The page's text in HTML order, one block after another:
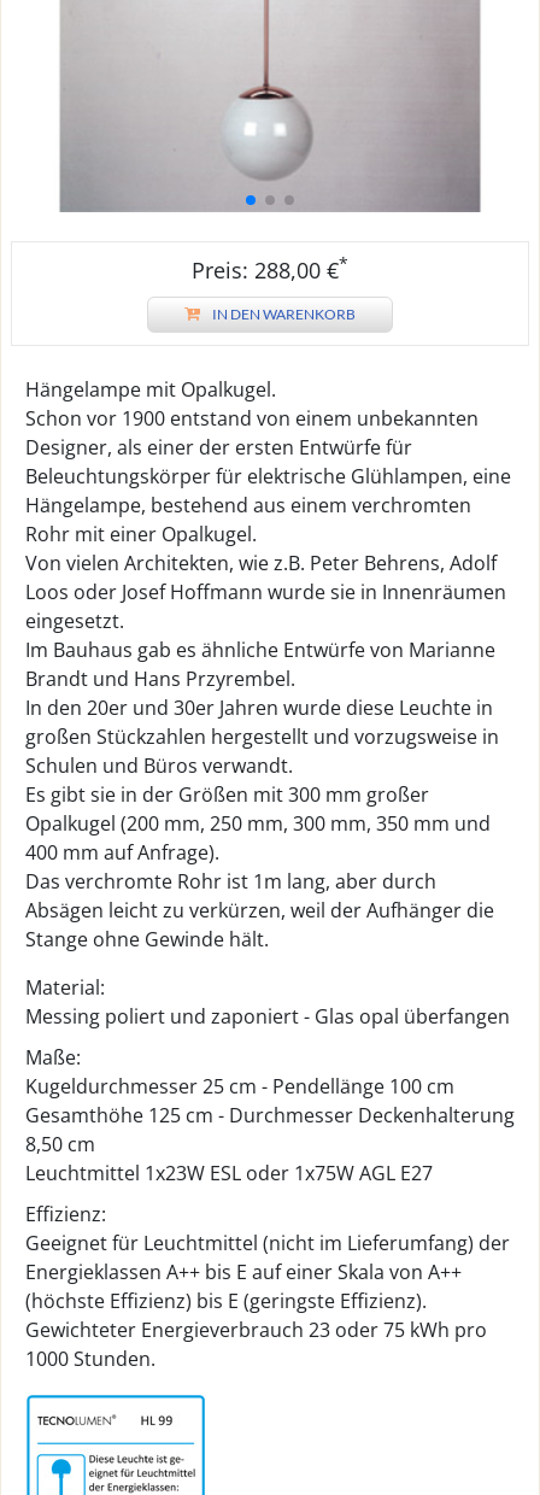
Preis: 288,00 €*
IN DEN WARENKORB
Hängelampe mit Opalkugel.
Schon vor 1900 entstand von einem unbekannten
Designer, als einer der ersten Entwürfe für
Beleuchtungskörper für elektrische Glühlampen, eine
Hängelampe, bestehend aus einem verchromten
Rohr mit einer Opalkugel.
Von vielen Architekten, wie z.B. Peter Behrens, Adolf
Loos oder Josef Hoffmann wurde sie in Innenräumen
eingesetzt.
Im Bauhaus gab es ähnliche Entwürfe von Marianne
Brandt und Hans Przyrembel.
In den 20er und 30er Jahren wurde diese Leuchte in
großen Stückzahlen hergestellt und vorzugsweise in
Schulen und Büros verwandt.
Es gibt sie in der Größen mit 300 mm großer
Opalkugel (200 mm, 250 mm, 300 mm, 350 mm und
400 mm auf Anfrage).
Das verchromte Rohr ist 1m lang, aber durch
Absägen leicht zu verkürzen, weil der Aufhänger die
Stange ohne Gewinde hält.
Material:
Messing poliert und zaponiert - Glas opal überfangen
Maße:
Kugeldurchmesser 25 cm - Pendellänge 100 cm
Gesamthöhe 125 cm - Durchmesser Deckenhalterung
8,50 cm
Leuchtmittel 1x23W ESL oder 1x75W AGL E27
Effizienz:
Geeignet für Leuchtmittel (nicht im Lieferumfang) der
Energieklassen A++ bis E auf einer Skala von A++
(höchste Effizienz) bis E (geringste Effizienz).
Gewichteter Energieverbrauch 23 oder 75 kWh pro
1000 Stunden.